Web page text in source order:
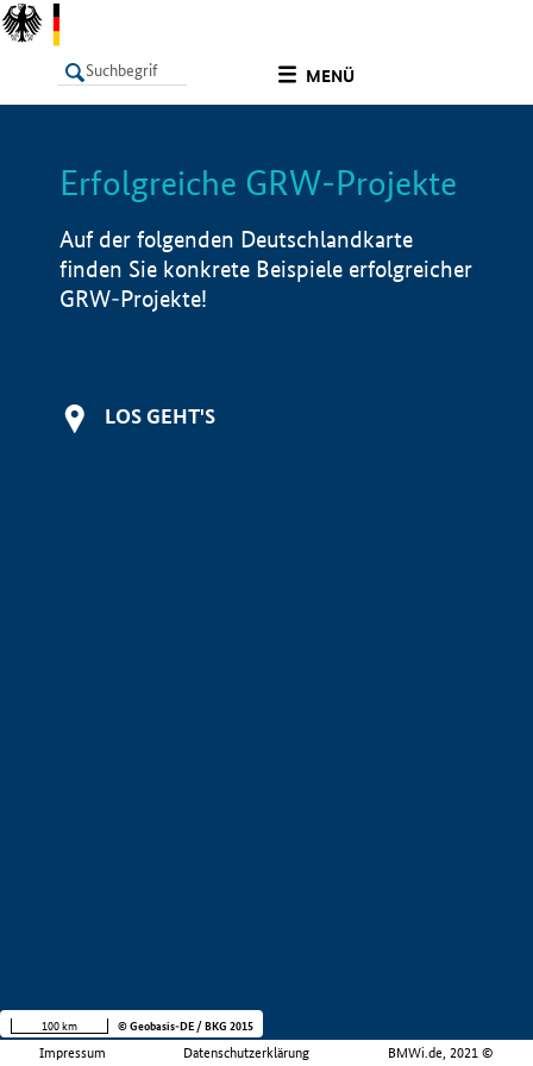
MENÜ
LISTE Info
Erfolgreiche GRW-Projekte
Auf der folgenden Deutschlandkarte
finden Sie konkrete Beispiele erfolgreicher
GRW-Projekte!
LOS GEHT'S
Impressum Datenschutzerklärung BMWi.de, 2021 ©
100 km © Geobasis-DE / BKG 2015